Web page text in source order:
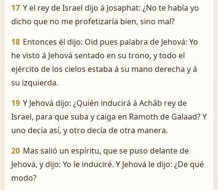
17 Y el rey de Israel dijo á Josaphat: ¿No te había yo
dicho que no me profetizaría bien, sino mal?
18 Entonces él dijo: Oid pues palabra de Jehová: Yo
he visto á Jehová sentado en su trono, y todo el
ejército de los cielos estaba á su mano derecha y á
su izquierda.
19 Y Jehová dijo: ¿Quién inducirá á Achâb rey de
Israel, para que suba y caiga en Ramoth de Galaad? Y
uno decía así, y otro decía de otra manera.
20 Mas salió un espíritu, que se puso delante de
Jehová, y dijo: Yo le induciré. Y Jehová le dijo: ¿De qué
modo?